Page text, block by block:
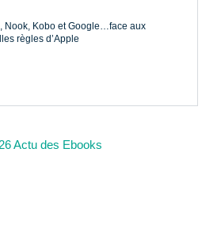
Nook, Kobo et Google…face aux
règles d’Apple
Actu des Ebooks